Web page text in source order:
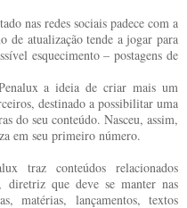
nas redes sociais padece com a
de atualização tende a jogar para
esquecimento – postagens de
a ideia de criar mais um
destinado a possibilitar uma
do seu conteúdo. Nasceu, assim,
em seu primeiro número.
traz conteúdos relacionados
diretriz que deve se manter nas
matérias, lançamentos, textos